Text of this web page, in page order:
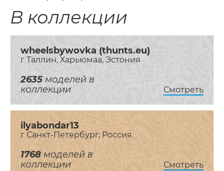
В коллекции
wheelsbywovka (thunts.eu)
г Таллин, Харьюмаа, Эстония
2635 моделей в
коллекции
Смотреть
ilyabondar13
г Санкт-Петербург, Россия
1768 моделей в
коллекции
Смотреть